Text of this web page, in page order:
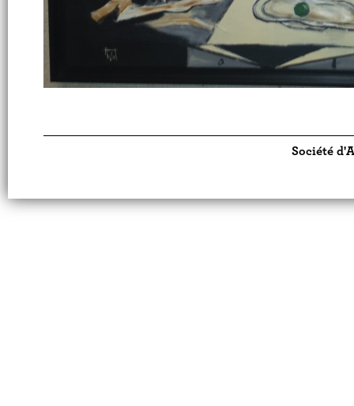
Société